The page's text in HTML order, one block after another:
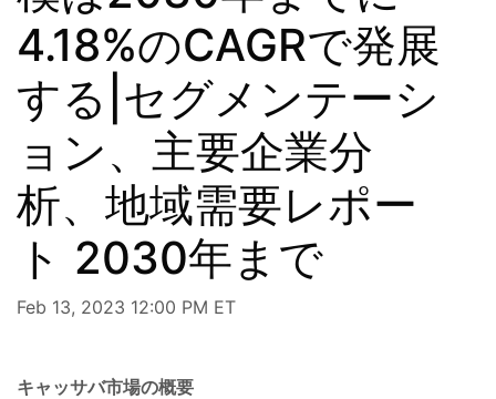
4.18%のCAGRで発展
する|セグメンテーシ
ョン、主要企業分
析、地域需要レポー
ト 2030年まで
Feb 13, 2023 12:00 PM ET
キャッサバ市場の概要